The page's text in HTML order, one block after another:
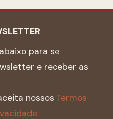
para se
e receber as
nossos Termos